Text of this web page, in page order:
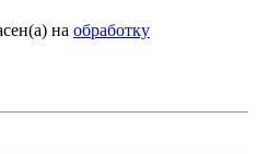
на обработку